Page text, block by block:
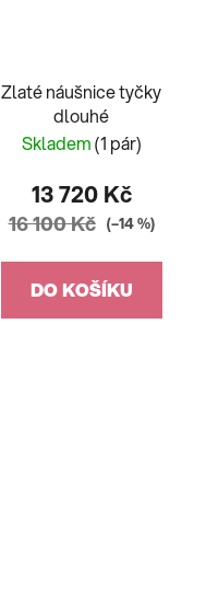
Zlaté náušnice tyčky
dlouhé
Skladem(1 pár)
13 720 Kč
16 100 Kč (–14 %)
DO KOŠÍKU